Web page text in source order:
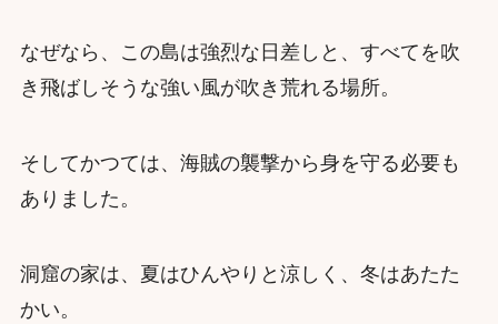
なぜなら、この島は強烈な日差しと、すべてを吹
き飛ばしそうな強い風が吹き荒れる場所。
そしてかつては、海賊の襲撃から身を守る必要も
ありました。
洞窟の家は、夏はひんやりと涼しく、冬はあたた
かい。